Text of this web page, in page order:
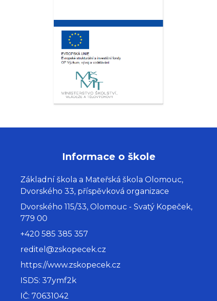
Informace o škole
Základní škola a Mateřská škola Olomouc,
Dvorského 33, příspěvková organizace
Dvorského 115/33, Olomouc - Svatý Kopeček,
779 00
+420 585 385 357
reditel@zskopecek.cz
https://www.zskopecek.cz
ISDS: 37ymf2k
IČ: 70631042